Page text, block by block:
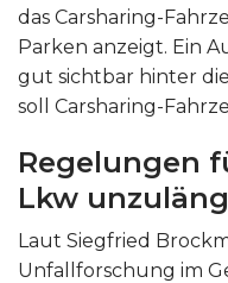
das Carsharing-
Parken anzeigt. Ein
gut sichtbar hinter
soll Carsharing-
Regelungen
Lkw
Laut Siegfried
Unfallforschung im